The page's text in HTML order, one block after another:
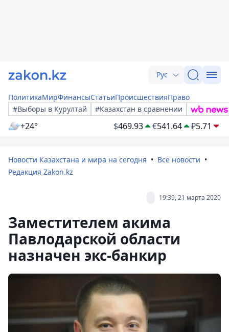
Рус
ПолитикаМирФинансыСтатьиПроисшествияПраво
#Выборы в Курултай
#Казахстан в сравнении
+24° $469.93 €541.64 ₽5.71
Новости Казахстана и мира на сегодня
Все новости
Редакция Zakon.kz
19:39, 21 марта 2020
Заместителем акима
Павлодарской области
назначен экс-банкир